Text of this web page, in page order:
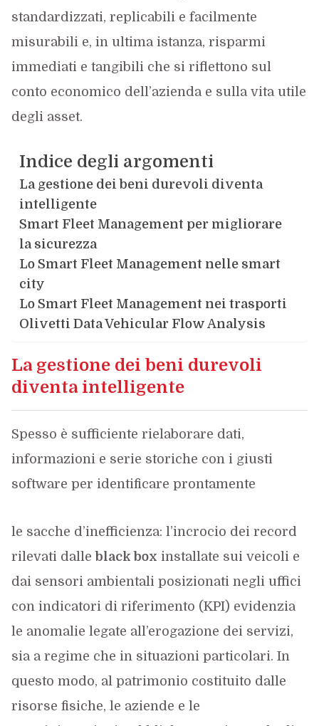
standardizzati, replicabili e facilmente
misurabili e, in ultima istanza, risparmi
immediati e tangibili che si riflettono sul
conto economico dell’azienda e sulla vita utile
degli asset.
Indice degli argomenti
La gestione dei beni durevoli diventa
intelligente
Smart Fleet Management per migliorare
la sicurezza
Lo Smart Fleet Management nelle smart
city
Lo Smart Fleet Management nei trasporti
Olivetti Data Vehicular Flow Analysis
La gestione dei beni durevoli
diventa intelligente
Spesso è sufficiente rielaborare dati,
informazioni e serie storiche con i giusti
software per identificare prontamente
le sacche d’inefficienza: l’incrocio dei record
rilevati dalle black box installate sui veicoli e
dai sensori ambientali posizionati negli uffici
con indicatori di riferimento (KPI) evidenzia
le anomalie legate all’erogazione dei servizi,
sia a regime che in situazioni particolari. In
questo modo, al patrimonio costituito dalle
risorse fisiche, le aziende e le